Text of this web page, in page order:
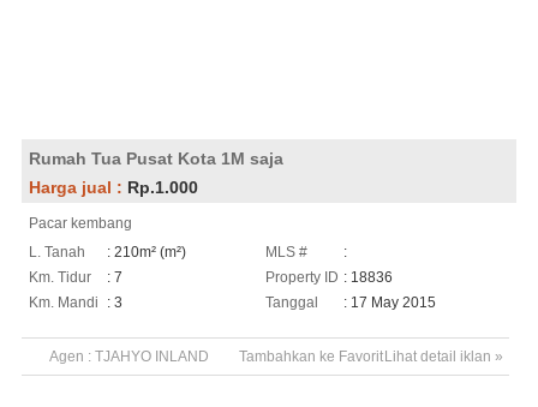
Rumah Tua Pusat Kota 1M saja
Harga jual : Rp.1.000
Pacar kembang
L. Tanah
: 210m² (m²)
Km. Tidur
: 7
Km. Mandi
: 3
MLS #
:
Property ID : 18836
Tanggal
: 17 May 2015
Agen : TJAHYO INLAND Lihat detail iklan »
Tambahkan ke Favorit